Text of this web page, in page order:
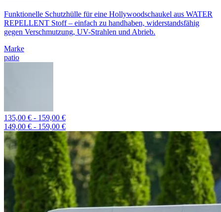
Funktionelle Schutzhülle für eine Hollywoodschaukel aus WATER
REPELLENT Stoff – einfach zu handhaben, widerstandsfähig
gegen Verschmutzung, UV-Strahlen und Abrieb.
Marke
patio
135,00 € - 159,00 €
149,00 € - 159,00 €